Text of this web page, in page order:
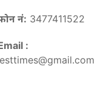
नं: 3477411522
: